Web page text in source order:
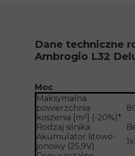
Dane techniczne
Ambrogio L32
Moc
Maksymalna
powierzchnia
koszenia [m²] (-20%)*
Rodzaj silnika
Akumulator litowo-
jonowy (25,9V)